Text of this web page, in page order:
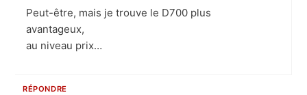
Peut-être, mais je trouve le D700 plus
avantageux,
au niveau prix…
RÉPONDRE